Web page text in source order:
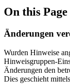
On this Page
Änderungen
Wurden Hinweise
Hinweisgruppen-
Änderungen den
Dies geschieht